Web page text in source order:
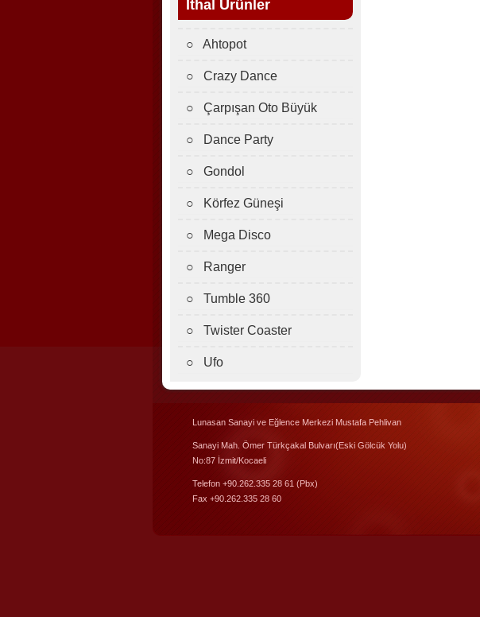
İthal Ürünler
○ Ahtopot
○ Crazy Dance
○ Çarpışan Oto Büyük
○ Dance Party
○ Gondol
○ Körfez Güneşi
○ Mega Disco
○ Ranger
○ Tumble 360
○ Twister Coaster
○ Ufo
Lunasan Sanayi ve Eğlence Merkezi Mustafa Pehlivan
Sanayi Mah. Ömer Türkçakal Bulvarı(Eski Gölcük Yolu)
No:87 İzmit/Kocaeli
Telefon +90.262.335 28 61 (Pbx)
Fax +90.262.335 28 60